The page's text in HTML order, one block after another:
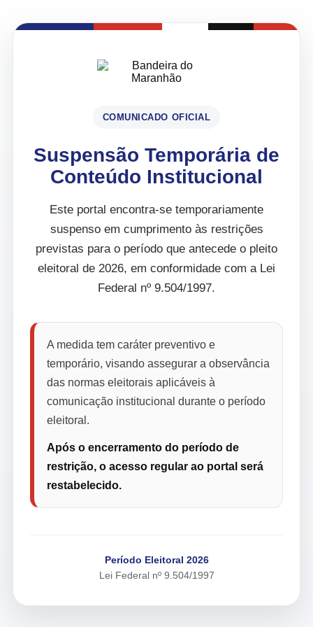
COMUNICADO OFICIAL
Suspensão Temporária de
Conteúdo Institucional
Este portal encontra-se temporariamente
suspenso em cumprimento às restrições
previstas para o período que antecede o pleito
eleitoral de 2026, em conformidade com a Lei
Federal nº 9.504/1997.
A medida tem caráter preventivo e
temporário, visando assegurar a observância
das normas eleitorais aplicáveis à
comunicação institucional durante o período
eleitoral.
Após o encerramento do período de
restrição, o acesso regular ao portal será
restabelecido.
Período Eleitoral 2026
Lei Federal nº 9.504/1997